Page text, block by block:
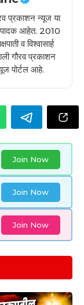
प्रकाशन न्यूज या
आहेत. 2010
व विश्वासार्ह
गौरव प्रकाशन
पोर्टल आहे.
Join Now
Join Now
Join Now